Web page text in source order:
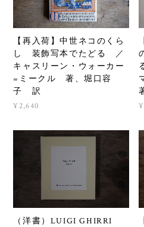
【再入荷】中世ネコのくら
し 装飾写本でたどる ／
キャスリーン・ウォーカー
=ミークル 著、堀口容
子 訳
¥2,640
（洋書）LUIGI GHIRRI